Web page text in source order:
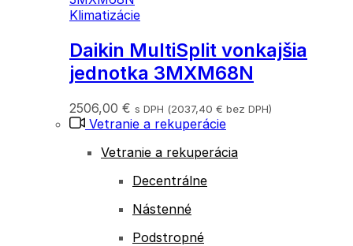
Klimatizácie
Daikin MultiSplit vonkajšia
jednotka 3MXM68N
2506,00 € s DPH (2037,40 € bez DPH)
Vetranie a rekuperácie
Vetranie a rekuperácia
Decentrálne
Nástenné
Podstropné